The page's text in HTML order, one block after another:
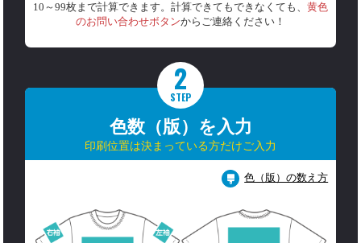
10～99枚まで計算できます。計算できてもできなくても、 黄色
のお問い合わせボタンからご連絡ください！
2
STEP
色数（版）を入力
印刷位置は決まっている方だけご入力
色（版）の数え方